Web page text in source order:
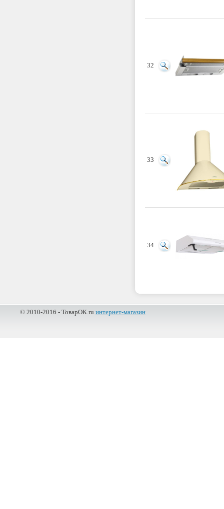
32
33
34
© 2010-2016 - ТоварОК.ru интернет-магазин